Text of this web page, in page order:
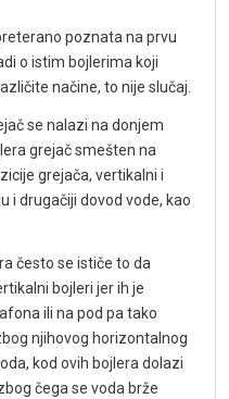
poznata na prvu
o istim bojlerima koji
načine, to nije slučaj.
se nalazi na donjem
grejač smešten na
grejača, vertikalni i
i drugačiji dovod vode, kao
često se ističe to da
bojleri jer ih je
ili na pod pa tako
njihovog horizontalnog
kod ovih bojlera dolazi
čega se voda brže